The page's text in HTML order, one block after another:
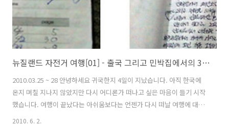
뉴질랜드 자전거 여행[01] - 출국 그리고 민박집에서의 3일(부제:욕심은 금물)
2010.03.25 ~ 28 안녕하세요 귀국한지 4일이 지났습니다. 아직 한국에
온지 며칠 지나지 않았지만 다시 어디론가 떠나고 싶은 마음이 들기 시작
했습니다. 여행이 끝났다는 아쉬움보다는 언젠가 다시 떠날 여행에 대한
설레임으로 벌서부터 마음이 뛰고 있습니다. 출발할때 계획했던 전구간
2010. 6. 2.